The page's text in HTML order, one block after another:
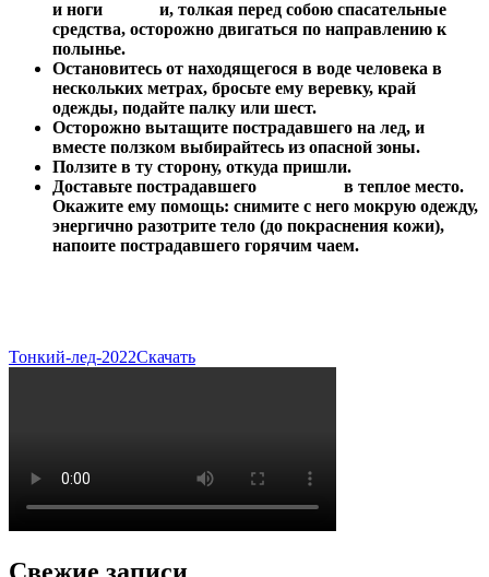
и ноги и, толкая перед собою спасательные
средства, осторожно двигаться по направлению к
полынье.
Остановитесь от находящегося в воде человека в
нескольких метрах, бросьте ему веревку, край
одежды, подайте палку или шест.
Осторожно вытащите пострадавшего на лед, и
вместе ползком выбирайтесь из опасной зоны.
Ползите в ту сторону, откуда пришли.
Доставьте пострадавшего в теплое место.
Окажите ему помощь: снимите с него мокрую одежду,
энергично разотрите тело (до покраснения кожи),
напоите пострадавшего горячим чаем.
Тонкий-лед-2022Скачать
Свежие записи